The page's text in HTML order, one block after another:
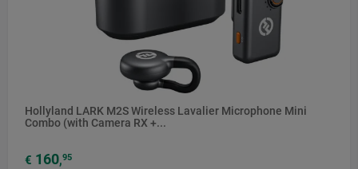
Hollyland LARK M2S Wireless Lavalier Microphone Mini
Combo (with Camera RX +...
€ 160,95